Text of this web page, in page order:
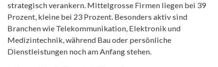
strategisch verankern. Mittelgrosse Firmen liegen bei 39
Prozent, kleine bei 23 Prozent. Besonders aktiv sind
Branchen wie Telekommunikation, Elektronik und
Medizintechnik, während Bau oder persönliche
Dienstleistungen noch am Anfang stehen.